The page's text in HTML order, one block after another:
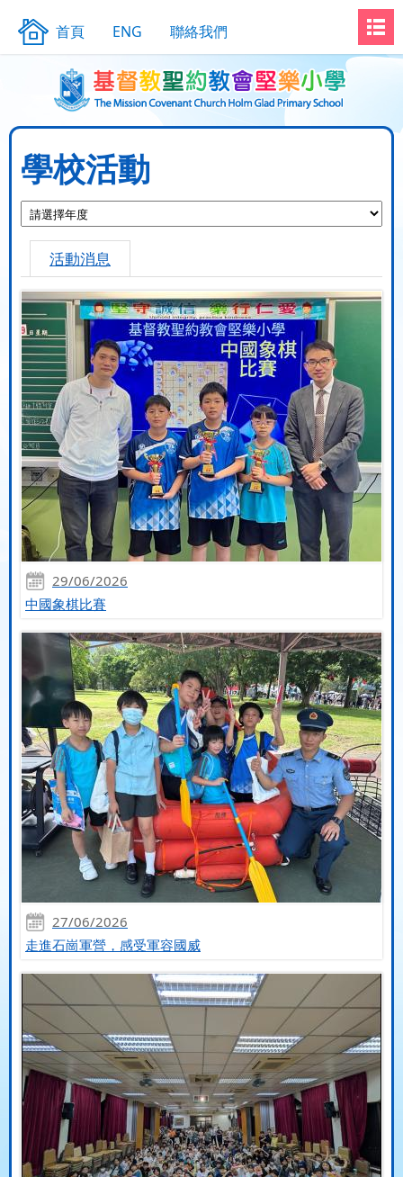
首頁 ENG 聯絡我們
學校活動
活動消息
29/06/2026
中國象棋比賽
27/06/2026
走進石崗軍營，感受軍容國威